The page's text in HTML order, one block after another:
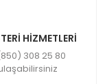
HİZMETLERİ
308 25 80